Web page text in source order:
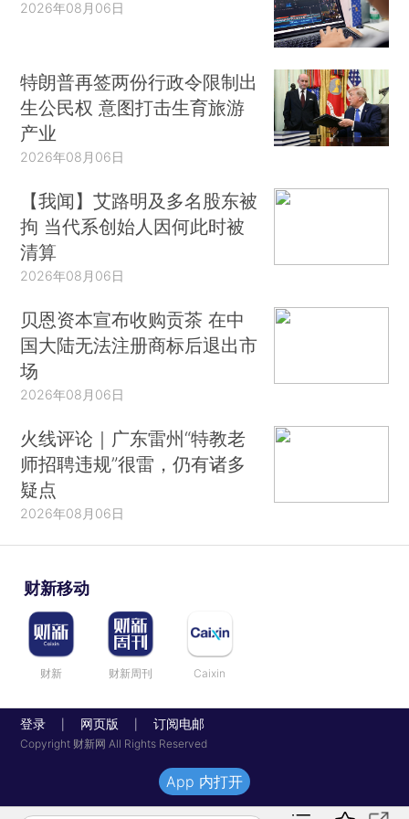
2026年08月06日
特朗普再签两份行政令限制出
生公民权 意图打击生育旅游
产业
2026年08月06日
【我闻】艾路明及多名股东被
拘 当代系创始人因何此时被
清算
2026年08月06日
贝恩资本宣布收购贡茶 在中
国大陆无法注册商标后退出市
场
2026年08月06日
火线评论｜广东雷州“特教老
师招聘违规”很雷，仍有诸多
疑点
2026年08月06日
财新移动
财新 财新周刊 Caixin
登录 网页版 订阅电邮
Copyright 财新网 All Rights Reserved
App 内打开